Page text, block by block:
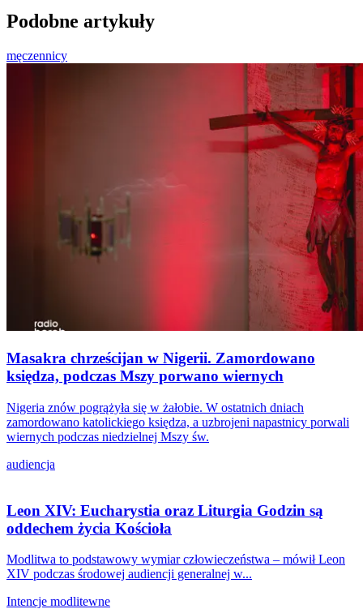
Podobne artykuły
męczennicy
Masakra chrześcijan w Nigerii. Zamordowano
księdza, podczas Mszy porwano wiernych
Nigeria znów pogrążyła się w żałobie. W ostatnich dniach
zamordowano katolickiego księdza, a uzbrojeni napastnicy porwali
wiernych podczas niedzielnej Mszy św.
audiencja
Leon XIV: Eucharystia oraz Liturgia Godzin są
oddechem życia Kościoła
Modlitwa to podstawowy wymiar człowieczeństwa – mówił Leon
XIV podczas środowej audiencji generalnej w...
Intencje modlitewne